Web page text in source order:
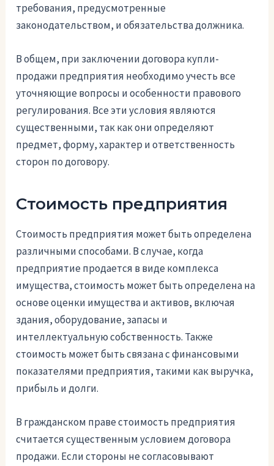
требования, предусмотренные
законодательством, и обязательства должника.
В общем, при заключении договора купли-
продажи предприятия необходимо учесть все
уточняющие вопросы и особенности правового
регулирования. Все эти условия являются
существенными, так как они определяют
предмет, форму, характер и ответственность
сторон по договору.
Стоимость предприятия
Стоимость предприятия может быть определена
различными способами. В случае, когда
предприятие продается в виде комплекса
имущества, стоимость может быть определена на
основе оценки имущества и активов, включая
здания, оборудование, запасы и
интеллектуальную собственность. Также
стоимость может быть связана с финансовыми
показателями предприятия, такими как выручка,
прибыль и долги.
В гражданском праве стоимость предприятия
считается существенным условием договора
продажи. Если стороны не согласовывают